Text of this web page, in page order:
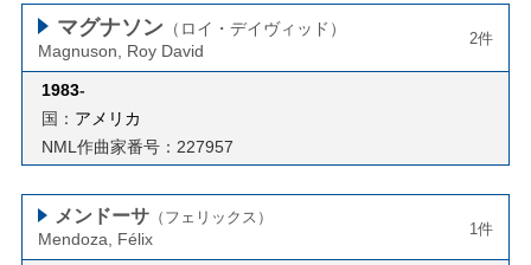
マグナソン （ロイ・デイヴィッド）
Magnuson, Roy David
2件
1983-
国： アメリカ
NML作曲家番号：227957
メンドーサ （フェリックス）
Mendoza, Félix
1件